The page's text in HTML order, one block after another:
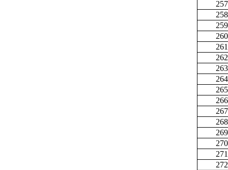
257
258
259
260
261
262
263
264
265
266
267
268
269
270
271
272